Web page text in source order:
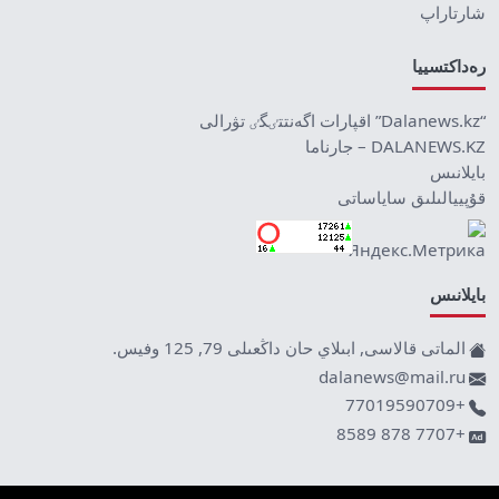
شارتاراپ
رەداكتسييا
“Dalanews.kz” اقپارات اگەنتتٸگٸ تۋرالى
DALANEWS.KZ – جارناما
بايلانىس
قۇپييالىلىق ساياساتى
بايلانىس
الماتى قالاسى, ابىلاي حان داڭعىلى 79, 125 وفيس.
dalanews@mail.ru
+77019590709
+7707 878 8589